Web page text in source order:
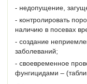
- недопущение,
- контролировать
наличию в посевах
- создание
заболеваний;
- своевременное
фунгицидами –